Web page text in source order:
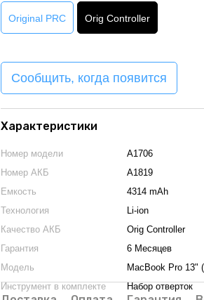
Original PRC Orig Controller
Сообщить, когда появится
Характеристики
Номер модели
A1706
Номер АКБ
A1819
Емкость
4314 mAh
Технология
Li-ion
Качество АКБ
Orig Controller
Гарантия
6 Месяцев
Модель
MacBook Pro 13"
Инструмент в комплекте
Набор отверток